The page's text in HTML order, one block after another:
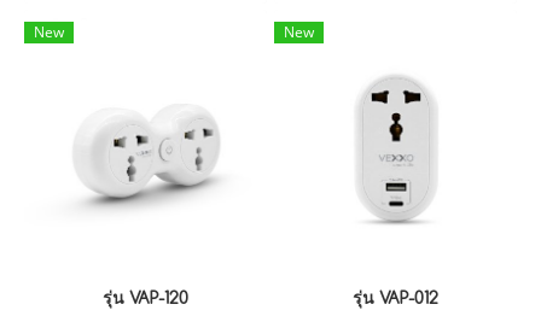
New
รุ่น VAP-120
New
รุ่น VAP-012